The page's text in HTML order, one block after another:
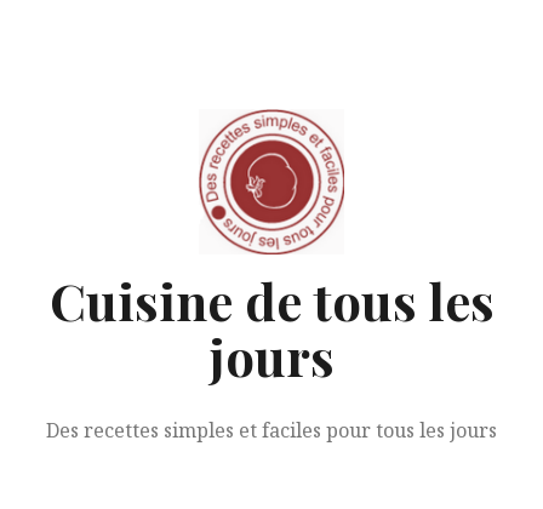
Cuisine de tous les
jours
Des recettes simples et faciles pour tous les jours